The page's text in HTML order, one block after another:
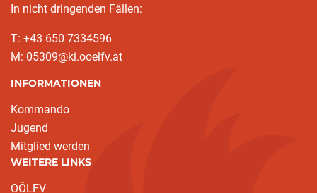
In nicht dringenden Fällen:
T: +43 650 7334596
M: 05309@ki.ooelfv.at
INFORMATIONEN
Kommando
Jugend
Mitglied werden
WEITERE LINKS
OÖLFV